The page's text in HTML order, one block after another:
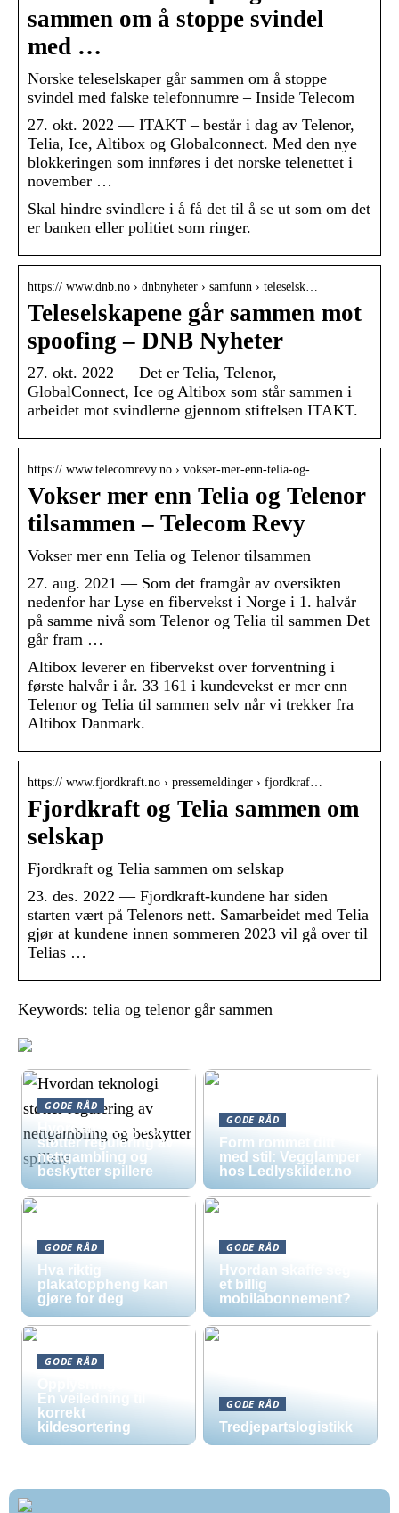
sammen om å stoppe svindel
med …
Norske teleselskaper går sammen om å stoppe
svindel med falske telefonnumre – Inside Telecom
27. okt. 2022 — ITAKT – består i dag av Telenor,
Telia, Ice, Altibox og Globalconnect. Med den nye
blokkeringen som innføres i det norske telenettet i
november …
Skal hindre svindlere i å få det til å se ut som om det
er banken eller politiet som ringer.
https:// www.dnb.no › dnbnyheter › samfunn › teleselsk…
Teleselskapene går sammen mot
spoofing – DNB Nyheter
27. okt. 2022 — Det er Telia, Telenor,
GlobalConnect, Ice og Altibox som står sammen i
arbeidet mot svindlerne gjennom stiftelsen ITAKT.
https:// www.telecomrevy.no › vokser-mer-enn-telia-og-…
Vokser mer enn Telia og Telenor
tilsammen – Telecom Revy
Vokser mer enn Telia og Telenor tilsammen
27. aug. 2021 — Som det framgår av oversikten
nedenfor har Lyse en fibervekst i Norge i 1. halvår
på samme nivå som Telenor og Telia til sammen Det
går fram …
Altibox leverer en fibervekst over forventning i
første halvår i år. 33 161 i kundevekst er mer enn
Telenor og Telia til sammen selv når vi trekker fra
Altibox Danmark.
https:// www.fjordkraft.no › pressemeldinger › fjordkraf…
Fjordkraft og Telia sammen om
selskap
Fjordkraft og Telia sammen om selskap
23. des. 2022 — Fjordkraft-kundene har siden
starten vært på Telenors nett. Samarbeidet med Telia
gjør at kundene innen sommeren 2023 vil gå over til
Telias …
Keywords: telia og telenor går sammen
GODE RÅD
Hvordan teknologi
støtter regulering av
nettgambling og
beskytter spillere
GODE RÅD
Form rommet ditt
med stil: Vegglamper
hos Ledlyskilder.no
GODE RÅD
Hva riktig
plakatoppheng kan
gjøre for deg
GODE RÅD
Hvordan skaffe seg
et billig
mobilabonnement?
GODE RÅD
En veiledning til
korrekt
kildesortering
GODE RÅD
Tredjepartslogistikk